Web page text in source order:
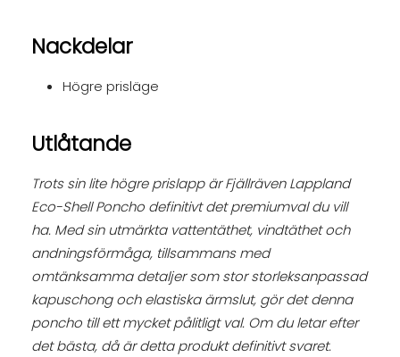
Nackdelar
Högre prisläge
Utlåtande
Trots sin lite högre prislapp är Fjällräven Lappland
Eco-Shell Poncho definitivt det premiumval du vill
ha. Med sin utmärkta vattentäthet, vindtäthet och
andningsförmåga, tillsammans med
omtänksamma detaljer som stor storleksanpassad
kapuschong och elastiska ärmslut, gör det denna
poncho till ett mycket pålitligt val. Om du letar efter
det bästa, då är detta produkt definitivt svaret.